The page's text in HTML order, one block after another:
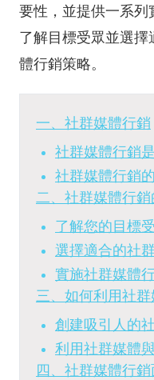
要性，並提供一系
了解目標受眾並選
體行銷策略。
一、社群媒體行銷
社群媒體行銷
社群媒體行銷
二、社群媒體行
了解您的目標
選擇適合的社
實施社群媒體
三、如何利用社
創建吸引人的
利用社群媒體
四、社群媒體行